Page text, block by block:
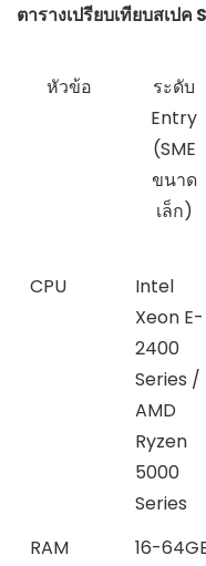
ตารางเปรียบเทียบสเป
หัวข้อ
ระดับ
Entry
(SME
ขนาด
เล็ก)
CPU
Intel
Xeon E-
2400
Series /
AMD
Ryzen
5000
Series
RAM
16-